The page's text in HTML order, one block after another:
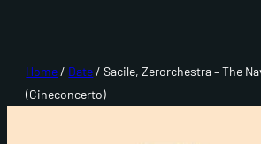
Home/ Date/ Sacile, Zerorchestra – The
(Cineconcerto)